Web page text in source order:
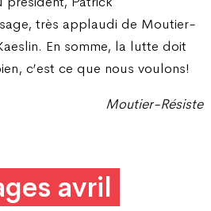
très applaudi de Moutier-
En somme, la lutte doit
c’est ce que nous voulons!
Moutier-Résiste
avril